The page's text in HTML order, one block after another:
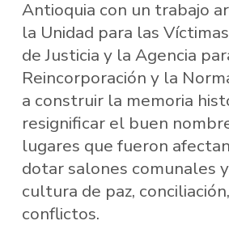
Antioquia con un trabajo
la Unidad para las
de Justicia y la Agencia
Reincorporación y la
a construir la memoria
resignificar el buen
lugares que fueron
dotar salones comunales
cultura de paz,
conflictos.